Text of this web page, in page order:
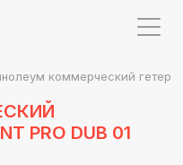
коммерческий
PRO DUB 01